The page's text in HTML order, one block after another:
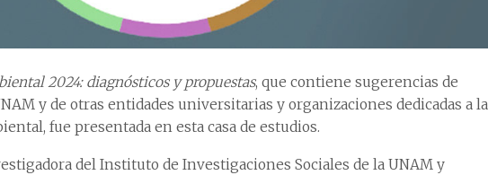
2024: diagnósticos y propuestas, que contiene sugerencias de
y de otras entidades universitarias y organizaciones dedicadas a la
fue presentada en esta casa de estudios.
del Instituto de Investigaciones Sociales de la UNAM y